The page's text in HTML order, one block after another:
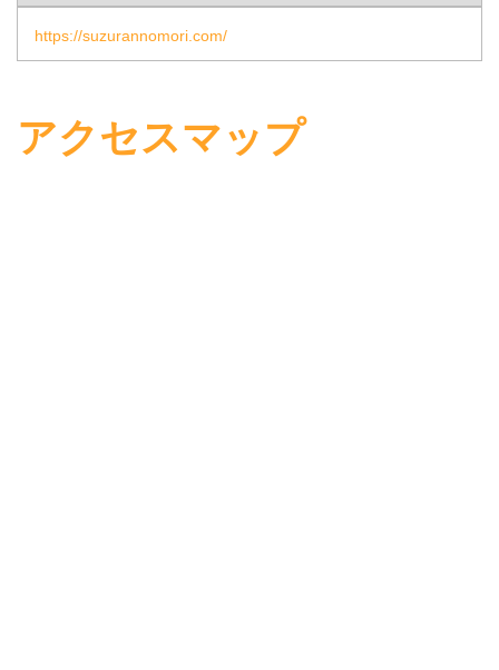
https://suzurannomori.com/
アクセスマップ